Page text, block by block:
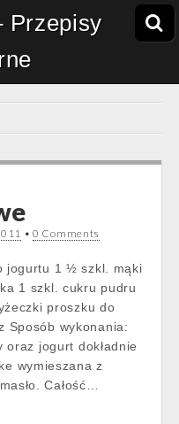
Przepisy
•0 Comments
jogurtu 1 ½ szkl. mąki
1 szkl. cukru pudru
proszku do
Sposób wykonania:
jogurt dokładnie
wymieszana z
Całość…